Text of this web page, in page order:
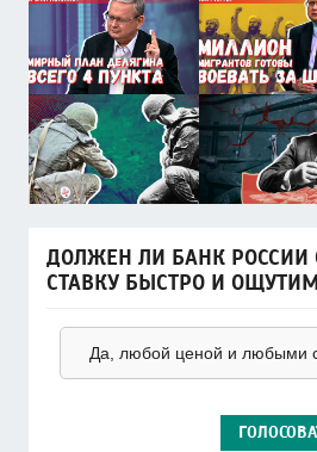
ДОЛЖЕН ЛИ БАНК
СТАВКУ БЫСТРО И